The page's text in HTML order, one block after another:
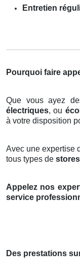
Entretien
Pourquoi faire
Que vous ayez
électriques, ou
à votre disposition
Avec une expertise
tous types de stores
Appelez nos
service
Des prestations